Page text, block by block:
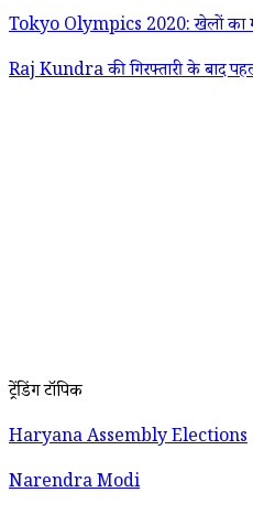
Tokyo Olympics 2020: खेलों का
Raj Kundra की गिरफ्तारी के बाद
ट्रेंडिंग टॉपिक
Haryana Assembly Elections
Narendra Modi